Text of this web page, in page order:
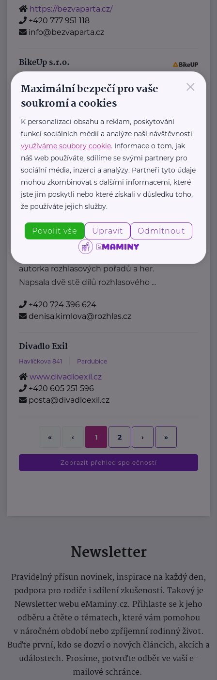
https://bezvaparta.cz/
+420 777 951 118
info@bezvaparta.cz
BikeUp s.r.o.
Jsme BikeUP
– měníme způsob, jakým děti jezdí na
kolech!
Místo neustálého nakupování nových
kol ...
https://bikeup.rent/cs
+420 702 133 192
hello@bikeup.rent
Denisa Kimlová
Krkonošská 153 Vrchlabí
Moderátorka Rádia Junior, spisovatelka a
autorka rozhlasových pořadů a her.
Napsala dvě stě dílů rozhlasového ...
+420 724 396 624
denisa.kimlova@rozhlas.cz
Divadlo Exil
Havlíčkova 841 Pardubice
www.divadloexil.cz
+420 605 251 596
posta@divadloexil.cz
« ‹ 1 2 › »
Zobrazit přehled společností
Newsletter
Pravidelný přísun novinek, inspirace na každý den,
podpora pro rodiče i sdílení zkušeností. Takový je
Newsletter webu eMaminy.cz. Přihlaste se k jeho
odběru a čtěte o tématech, které vám pomohou
v náročném období nebo zpříjemní rodinný život.
Buďte první, kdo se dozví o nových článcích, akcích a
událostech. Prosíme, potvrďte odběr ve vaší e-
mailové schránce.
×
Maximální bezpečí pro vaše
soukromí a cookies
K personalizaci obsahu a reklam, poskytování
funkcí sociálních médií a analýze naší návštěvnosti
využíváme soubory cookie. Informace o tom, jak
náš web používáte, sdílíme se svými partnery pro
sociální média, inzerci a analýzy. Partneři tyto údaje
mohou zkombinovat s dalšími informacemi, které
jste jim poskytli nebo které získali v důsledku toho,
že používáte jejich služby.
Povolit vše Upravit Odmítnout